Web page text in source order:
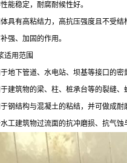
能稳定，耐腐耐候性好。
具有高粘结力，高抗压强度且不受结
强、加固的作用。
适用范围
地下管道、水电站、坝基等接口的密
建筑物的梁、柱、桩承台等的裂缝、
钢结构与混凝土的粘结，并可做成耐
工建筑物过流面的抗冲磨损、抗气蚀